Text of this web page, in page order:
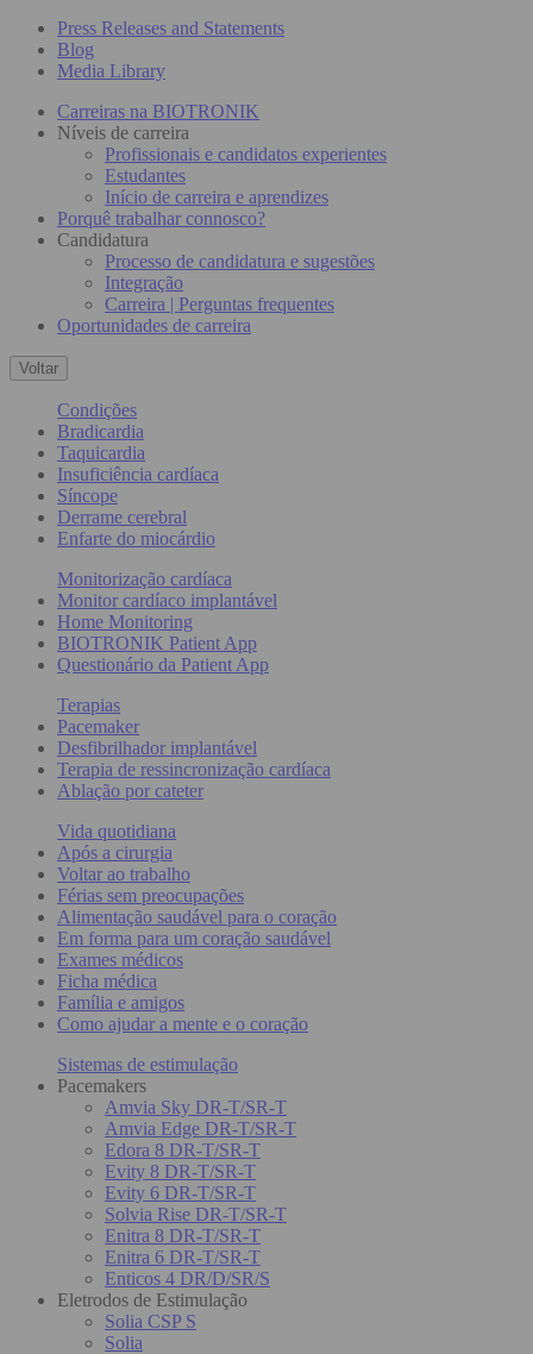
Press Releases and Statements
Blog
Media Library
Carreiras na BIOTRONIK
Níveis de carreira
Profissionais e candidatos experientes
Estudantes
Início de carreira e aprendizes
Porquê trabalhar connosco?
Candidatura
Processo de candidatura e sugestões
Integração
Carreira | Perguntas frequentes
Oportunidades de carreira
Voltar
Condições
Bradicardia
Taquicardia
Insuficiência cardíaca
Síncope
Derrame cerebral
Enfarte do miocárdio
Monitorização cardíaca
Monitor cardíaco implantável
Home Monitoring
BIOTRONIK Patient App
Questionário da Patient App
Terapias
Pacemaker
Desfibrilhador implantável
Terapia de ressincronização cardíaca
Ablação por cateter
Vida quotidiana
Após a cirurgia
Voltar ao trabalho
Férias sem preocupações
Alimentação saudável para o coração
Em forma para um coração saudável
Exames médicos
Ficha médica
Família e amigos
Como ajudar a mente e o coração
Sistemas de estimulação
Pacemakers
Amvia Sky DR-T/SR-T
Amvia Edge DR-T/SR-T
Edora 8 DR-T/SR-T
Evity 8 DR-T/SR-T
Evity 6 DR-T/SR-T
Solvia Rise DR-T/SR-T
Enitra 8 DR-T/SR-T
Enitra 6 DR-T/SR-T
Enticos 4 DR/D/SR/S
Eletrodos de Estimulação
Solia CSP S
Solia